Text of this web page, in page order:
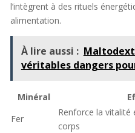
l’intègrent à des rituels
alimentation.
À lire aussi :
véritables dangers
Minéral
Fer
Renforce la vitalité
corps